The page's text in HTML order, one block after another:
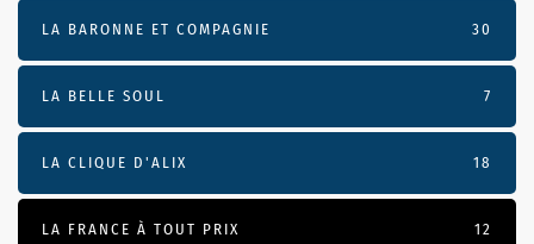
LA BARONNE ET COMPAGNIE 30
LA BELLE SOUL 7
LA CLIQUE D'ALIX 18
LA FRANCE À TOUT PRIX 12